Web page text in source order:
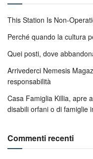
This Station Is Non-
Perché quando la cultura
Quei posti, dove
Arrivederci Nemesis
responsabilità
Casa Famiglia Killia, apre
disabili orfani o di famiglie
Commenti recenti